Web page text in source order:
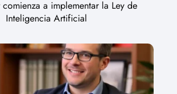
a implementar la Ley de
Inteligencia Artificial